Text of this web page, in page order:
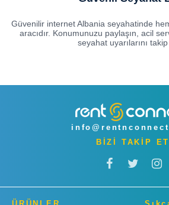
Güvenilir internet Albania seyahatinde
aracıdır. Konumunuzu paylaşın, acil
seyahat uyarılarını
BİZİ TAKİP ET